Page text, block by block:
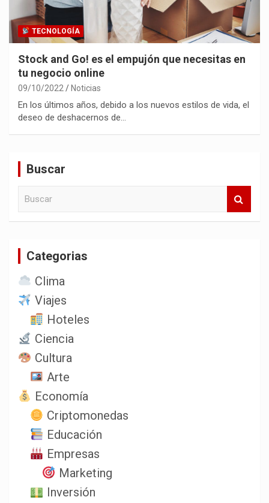
TECNOLOGÍA
Stock and Go! es el empujón que necesitas en
tu negocio online
09/10/2022 Noticias
En los últimos años, debido a los nuevos estilos de vida, el
deseo de deshacernos de…
Buscar
Categorias
Clima
Viajes
Hoteles
Ciencia
Cultura
Arte
Economía
Criptomonedas
Educación
Empresas
Marketing
Inversión